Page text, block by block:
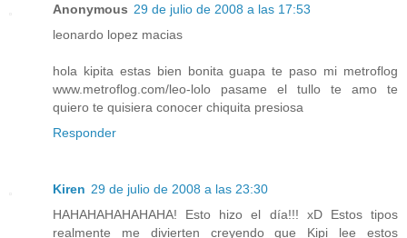
Anonymous 29 de julio de 2008 a las 17:53
leonardo lopez macias
hola kipita estas bien bonita guapa te paso mi metroflog
www.metroflog.com/leo-lolo pasame el tullo te amo te
quiero te quisiera conocer chiquita presiosa
Responder
Kiren 29 de julio de 2008 a las 23:30
HAHAHAHAHAHAHA! Esto hizo el día!!! xD Estos tipos
realmente me divierten creyendo que Kipi lee estos